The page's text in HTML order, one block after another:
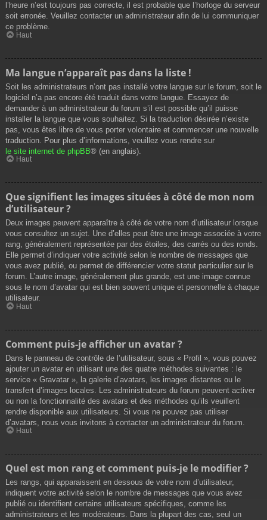
l’heure n’est toujours pas correcte, il est probable que l’horloge du serveur
soit erronée. Veuillez contacter un administrateur afin de lui communiquer
ce problème.
Haut
Ma langue n’apparaît pas dans la liste !
Soit les administrateurs n’ont pas installé votre langue sur le forum, soit le
logiciel n’a pas encore été traduit dans votre langue. Essayez de
demander à un administrateur du forum s’il est possible qu’il puisse
installer la langue que vous souhaitez. Si la traduction désirée n’existe
pas, vous êtes libre de vous porter volontaire et commencer une nouvelle
traduction. Pour plus d’informations, veuillez vous rendre sur
le site internet de phpBB® (en anglais).
Haut
Que signifient les images situées à côté de mon nom
d’utilisateur ?
Deux images peuvent apparaître à côté de votre nom d’utilisateur lorsque
vous consultez un sujet. Une d’elles peut être une image associée à votre
rang, généralement représentée par des étoiles, des carrés ou des ronds.
Elle permet d’indiquer votre activité selon le nombre de messages que
vous avez publié, ou permet de différencier votre statut particulier sur le
forum. L’autre image, généralement plus grande, est une image connue
sous le nom d’avatar qui est bien souvent unique et personnelle à chaque
utilisateur.
Haut
Comment puis-je afficher un avatar ?
Dans le panneau de contrôle de l’utilisateur, sous « Profil », vous pouvez
ajouter un avatar en utilisant une des quatre méthodes suivantes : le
service « Gravatar », la galerie d’avatars, les images distantes ou le
transfert d’images locales. Les administrateurs du forum peuvent activer
ou non la fonctionnalité des avatars et des méthodes qu’ils veuillent
rendre disponible aux utilisateurs. Si vous ne pouvez pas utiliser
d’avatars, nous vous invitons à contacter un administrateur du forum.
Haut
Quel est mon rang et comment puis-je le modifier ?
Les rangs, qui apparaissent en dessous de votre nom d’utilisateur,
indiquent votre activité selon le nombre de messages que vous avez
publié ou identifient certains utilisateurs spécifiques, comme les
administrateurs et les modérateurs. Dans la plupart des cas, seul un